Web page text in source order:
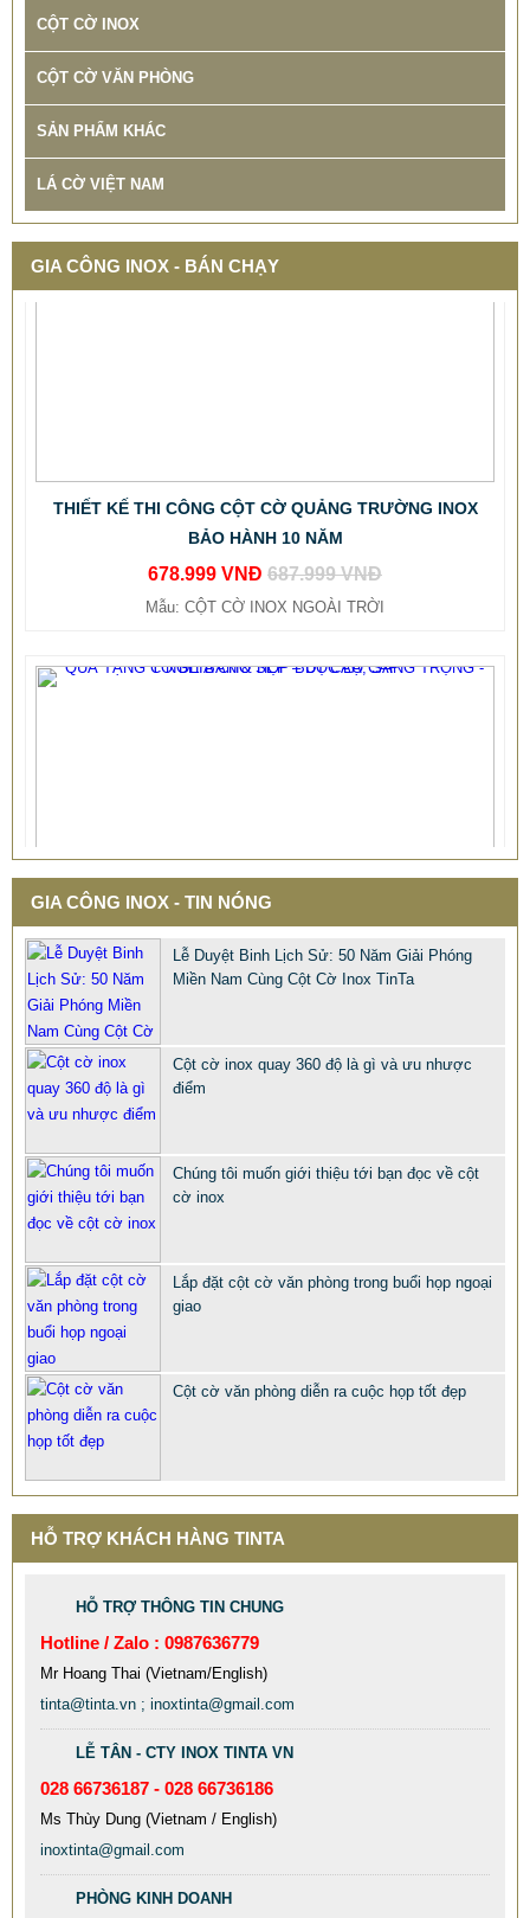
CỘT CỜ INOX
CỘT CỜ VĂN PHÒNG
SẢN PHẨM KHÁC
LÁ CỜ VIỆT NAM
GIA CÔNG INOX - BÁN CHẠY
BẢO HÀNH 10 NĂM
678.999 VNĐ 687.999 VNĐ
QUÀ TẶNG Ý NGHĨA CHO SẾP – ĐỘC LẠ, SANG TRỌNG -
Mẫu: QUA TANG Y NGHIA CHO SEP
GIA CÔNG INOX - TIN NÓNG
Lễ Duyệt Binh Lịch Sử: 50 Năm Giải Phóng
Miền Nam Cùng Cột Cờ Inox TinTa
Cột cờ inox quay 360 độ là gì và ưu nhược
điểm
Chúng tôi muốn giới thiệu tới bạn đọc về cột
cờ inox
Lắp đặt cột cờ văn phòng trong buổi họp ngoại
giao
Cột cờ văn phòng diễn ra cuộc họp tốt đẹp
HỖ TRỢ KHÁCH HÀNG TINTA
HỖ TRỢ THÔNG TIN CHUNG
Hotline / Zalo : 0987636779
Mr Hoang Thai (Vietnam/English)
tinta@tinta.vn ; inoxtinta@gmail.com
LỄ TÂN - CTY INOX TINTA VN
028 66736187 - 028 66736186
Ms Thùy Dung (Vietnam / English)
inoxtinta@gmail.com
PHÒNG KINH DOANH